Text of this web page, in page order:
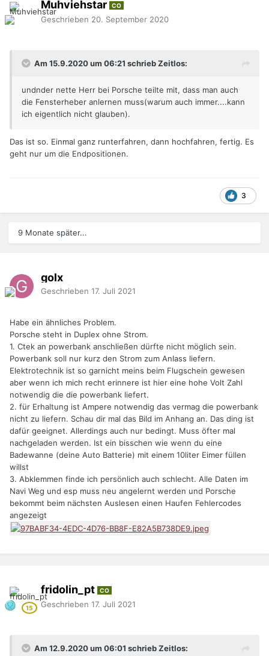
Muhviehstar CO
Geschrieben 20. September 2020
Am 15.9.2020 um 06:21 schrieb Zeitlos:
undnder nette Herr bei Porsche teilte mit, dass man auch
die Fensterheber anlernen muss(warum auch immer....kann
ich eigentlich nicht glauben).
Das ist so. Einmal ganz runterfahren, dann hochfahren, fertig. Es
geht nur um die Endpositionen.
3
9 Monate später...
golx
Geschrieben 17. Juli 2021
Habe ein ähnliches Problem.
Porsche steht in Duplex ohne Strom.
1. Ctek an powerbank anschließen dürfte nicht möglich sein.
Powerbank soll nur kurz den Strom zum Anlass liefern.
Elektrotechnik ist so garnicht meins beim Flugschein gewesen
aber wenn ich mich recht erinnere ist hier eine hohe Volt Zahl
notwendig die die powerbank liefert.
2. für Erhaltung ist Ampere notwendig das vermag die powerbank
nicht zu liefern. Schau dir mal das Bild im Anhang an. Das ding ist
dafür geeignet. Allerdings auch nur bedingt. Muss öfter mal
nachgeladen werden. Ist ein bisschen wie wenn du eine
Badewanne (deine Auto Batterie) mit einem 10liter Eimer füllen
willst
3. Abklemmen finde ich persönlich auch schlecht. Alle Daten im
Navi Weg und esp muss neu angelernt werden und Porsche
bekommt beim nächsten Auslesen einen Haufen Fehlercodes
angezeigt
fridolin_pt CO
Geschrieben 17. Juli 2021
Am 12.9.2020 um 06:01 schrieb Zeitlos: